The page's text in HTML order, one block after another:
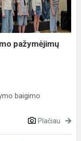
pažymėjimų
baigimo
Plačiau